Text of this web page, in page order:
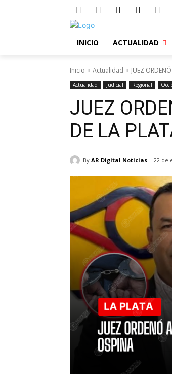
INICIO ACTUALIDAD
Inicio Actualidad JUEZ
Actualidad Judicial Regional
JUEZ
DE LA
By AR Digital Noticias 22 de